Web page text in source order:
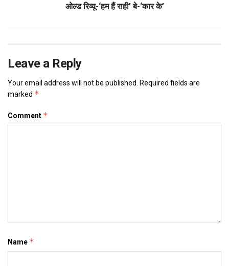
ओल्ड रिव्यू-‘हम हैं राही’ बे-‘कार के’
Leave a Reply
Your email address will not be published. Required fields are
marked *
Comment *
Name *